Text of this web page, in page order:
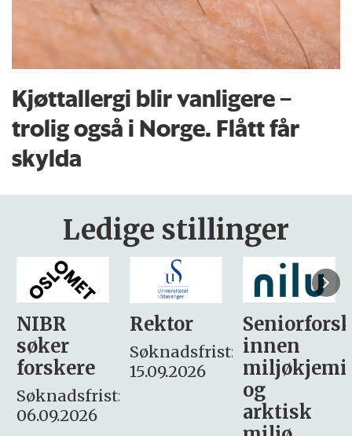
Kjøttallergi blir vanligere –
trolig også i Norge. Flått får
skylda
Ledige stillinger
Rektor
Søknadsfrist:
15.09.2026
Seniorforsker
innen
miljøkjemi
søker
– fast
Søknadsfrist: